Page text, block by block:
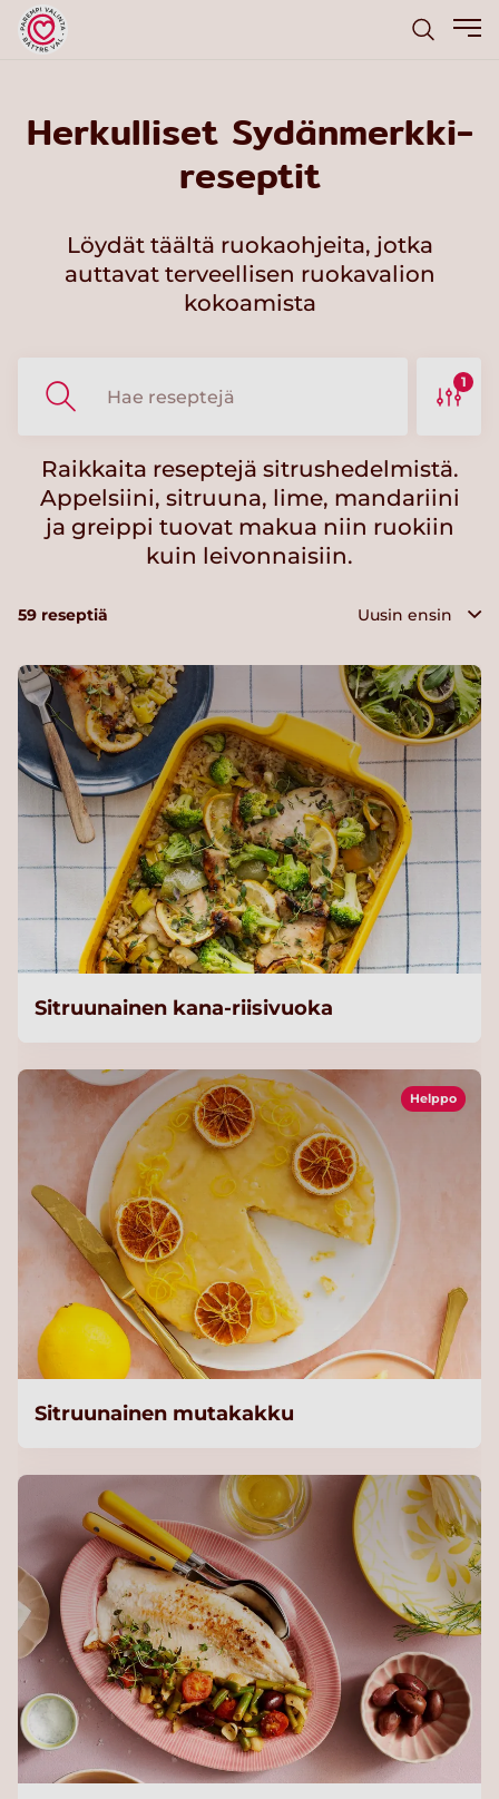
Herkulliset Sydänmerkki-
reseptit
Löydät täältä ruokaohjeita, jotka
auttavat terveellisen ruokavalion
kokoamista
1
Raikkaita reseptejä sitrushedelmistä.
Appelsiini, sitruuna, lime, mandariini
ja greippi tuovat makua niin ruokiin
kuin leivonnaisiin.
59 reseptiä
Sitruunainen kana-riisivuoka
Helppo
Sitruunainen mutakakku